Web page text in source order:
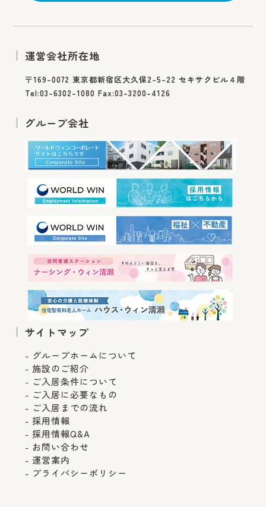
運営会社所在地
〒169-0072 東京都新宿区大久保2-5-22 セキサクビル４階
Tel:03-6302-1080 Fax:03-3200-4126
グループ会社
サイトマップ
グループホームについて
施設のご紹介
ご入居条件について
ご入居に必要なもの
ご入居までの流れ
採用情報
採用情報Q&A
お問い合わせ
運営案内
プライバシーポリシー